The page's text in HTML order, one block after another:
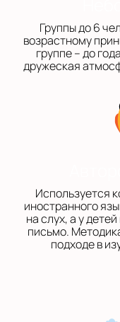
Группы до 6
возрастному
группе – до
дружеская
Используется
иностранного
на слух, а у
письмо.
подходе в